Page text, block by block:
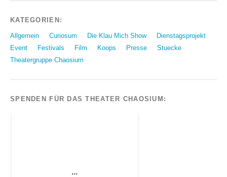
KATEGORIEN:
Allgemein Curiosum Die Klau Mich Show
Dienstagsprojekt
Event
Festivals Film Koops Presse
Stuecke
Theatergruppe Chaosium
SPENDEN FÜR DAS THEATER CHAOSIUM: